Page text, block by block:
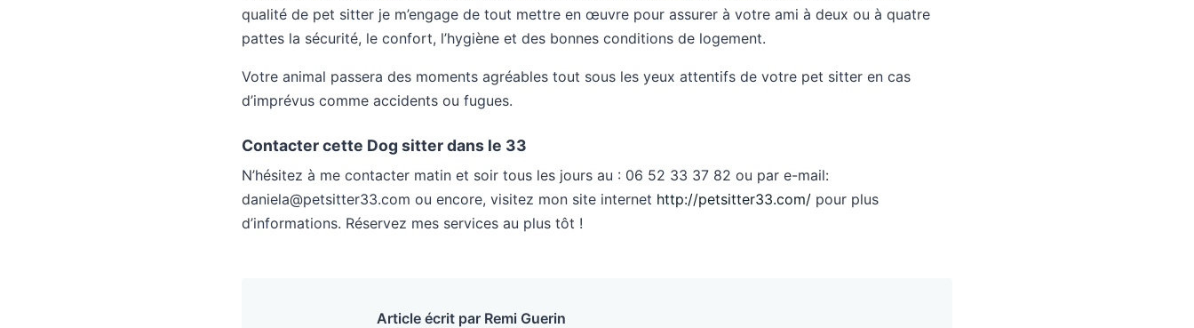
qualité de pet sitter je m’engage de tout mettre en œuvre pour assurer à votre ami à deux ou à quatre
pattes la sécurité, le confort, l’hygiène et des bonnes conditions de logement.
Votre animal passera des moments agréables tout sous les yeux attentifs de votre pet sitter en cas
d’imprévus comme accidents ou fugues.
Contacter cette Dog sitter dans le 33
N’hésitez à me contacter matin et soir tous les jours au : 06 52 33 37 82 ou par e-mail:
daniela@petsitter33.com ou encore, visitez mon site internet http://petsitter33.com/ pour plus
d’informations. Réservez mes services au plus tôt !
Article écrit par Remi Guerin